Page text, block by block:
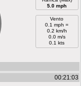
5.0 mph
Vento
0.1 mph =
0.2 km/h
0.0 m/s
0.1 kts
00:21:03